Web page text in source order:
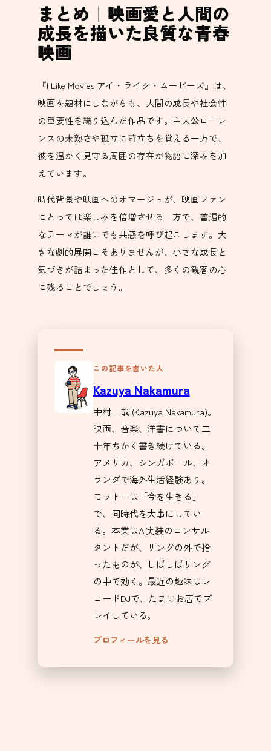
まとめ｜映画愛と人間の
成長を描いた良質な青春
映画
『I Like Movies アイ・ライク・ムービーズ』は、
映画を題材にしながらも、人間の成長や社会性
の重要性を織り込んだ作品です。主人公ローレ
ンスの未熟さや孤立に苛立ちを覚える一方で、
彼を温かく見守る周囲の存在が物語に深みを加
えています。
時代背景や映画へのオマージュが、映画ファン
にとっては楽しみを倍増させる一方で、普遍的
なテーマが誰にでも共感を呼び起こします。大
きな劇的展開こそありませんが、小さな成長と
気づきが詰まった佳作として、多くの観客の心
に残ることでしょう。
この記事を書いた人
Kazuya Nakamura
中村一哉 (Kazuya Nakamura)。
映画、音楽、洋書について二
十年ちかく書き続けている。
アメリカ、シンガポール、オ
ランダで海外生活経験あり。
モットーは「今を生きる」
で、同時代を大事にしてい
る。本業はAI実装のコンサル
タントだが、リングの外で拾
ったものが、しばしばリング
の中で効く。最近の趣味はレ
コードDJで、たまにお店でプ
レイしている。
プロフィールを見る